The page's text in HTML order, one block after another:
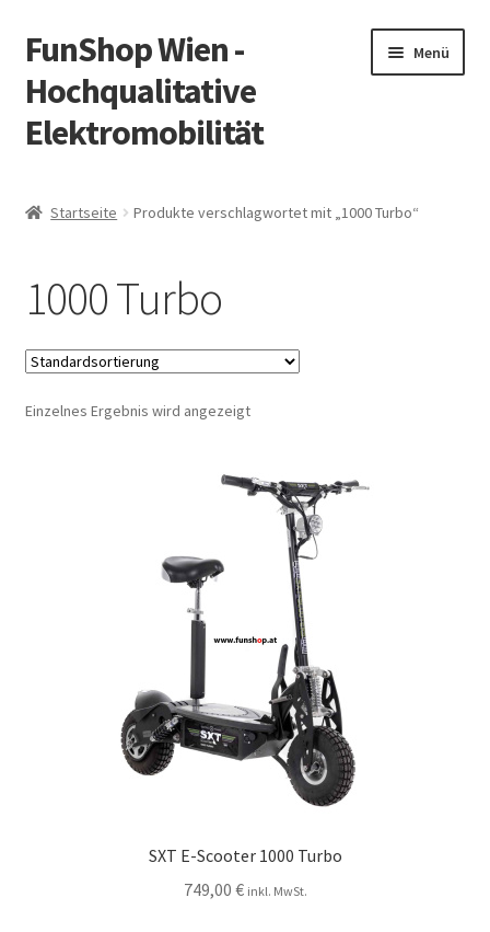
Zur
Navigation
springen
Zum
Inhalt
springen
FunShop Wien -
Hochqualitative
Elektromobilität
Menü
Vorsicht Internetbetrug
Über FunShop
Impressum
Zum Onlineshop in der Web Version
Startseite Produkte verschlagwortet mit „1000 Turbo“
1000 Turbo
Einzelnes Ergebnis wird angezeigt
SXT E-Scooter 1000 Turbo
749,00 € inkl. MwSt.